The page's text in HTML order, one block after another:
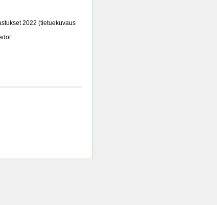
2022 (tietuekuvaus